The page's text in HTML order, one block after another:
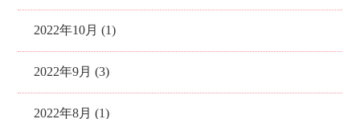
2022年10月 (1)
2022年9月 (3)
2022年8月 (1)